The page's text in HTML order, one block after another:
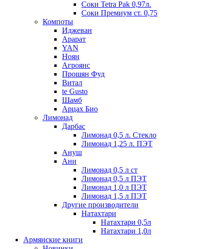
Соки Tetra Pak 0,97л.
Соки Премиум ст. 0,75
Компоты
Иджеван
Арарат
YAN
Ноян
Агроянс
Прошян Фуд
Витал
te Gusto
Шамб
Арцах Био
Лимонад
Дарбас
Лимонад 0,5 л. Стекло
Лимонад 1,25 л. ПЭТ
Ануш
Ани
Лимонад 0,5 л ст
Лимонад 0,5 л ПЭТ
Лимонад 1,0 л ПЭТ
Лимонад 1,5 л ПЭТ
Другие производители
Натахтари
Натахтари 0,5л
Натахтари 1,0л
Армянские книги